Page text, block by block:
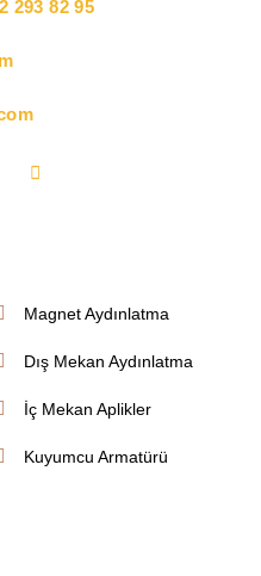
293 82 95
Magnet Aydınlatma
Dış Mekan Aydınlatma
İç Mekan Aplikler
Kuyumcu Armatürü